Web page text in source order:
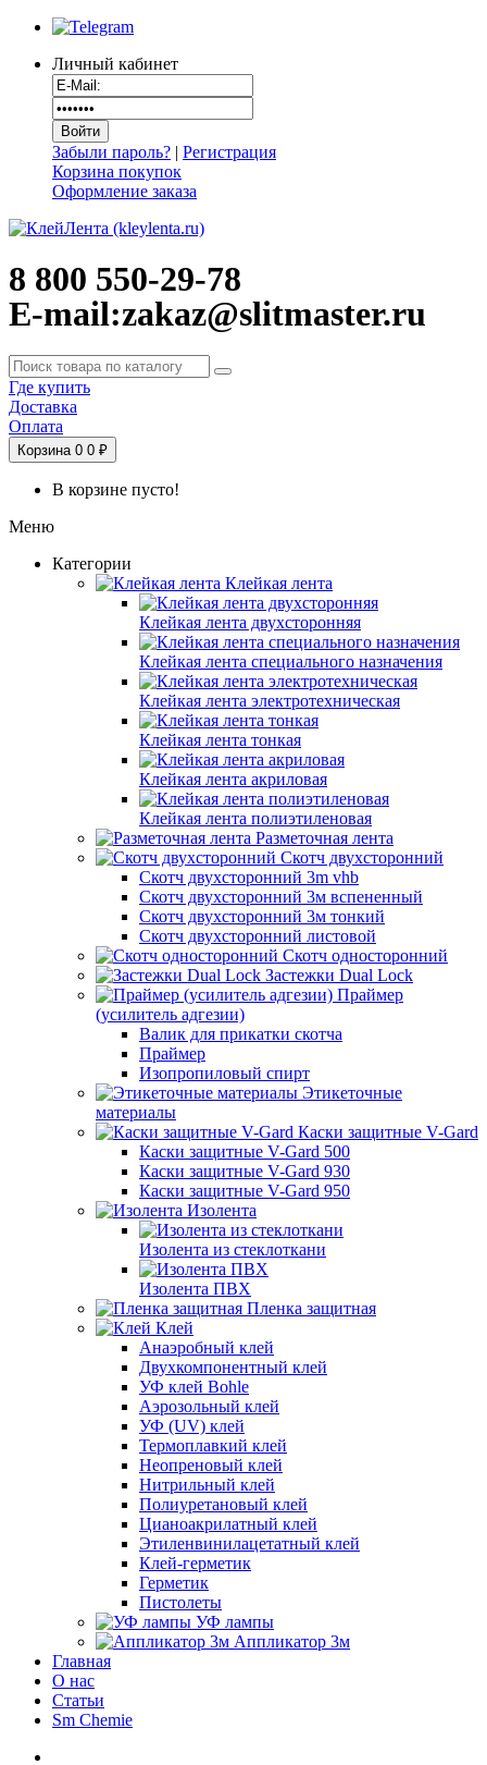
Личный кабинет
Забыли пароль? | Регистрация
Корзина покупок
Оформление заказа
8 800 550-29-78
E-mail:zakaz@slitmaster.ru
Где купить
Доставка
Оплата
Корзина 0 0 ₽
В корзине пусто!
Меню
Категории
Клейкая лента
Клейкая лента двухсторонняя
Клейкая лента специального назначения
Клейкая лента электротехническая
Клейкая лента тонкая
Клейкая лента акриловая
Клейкая лента полиэтиленовая
Разметочная лента
Скотч двухсторонний
Скотч двухсторонний 3m vhb
Скотч двухсторонний 3м вспененный
Скотч двухсторонний 3м тонкий
Скотч двухсторонний листовой
Скотч односторонний
Застежки Dual Lock
Праймер
(усилитель адгезии)
Валик для прикатки скотча
Праймер
Изопропиловый спирт
Этикеточные
материалы
Каски защитные V-Gard
Каски защитные V-Gard 500
Каски защитные V-Gard 930
Каски защитные V-Gard 950
Изолента
Изолента из стеклоткани
Изолента ПВХ
Пленка защитная
Клей
Анаэробный клей
Двухкомпонентный клей
УФ клей Bohle
Аэрозольный клей
УФ (UV) клей
Термоплавкий клей
Неопреновый клей
Нитрильный клей
Полиуретановый клей
Цианоакрилатный клей
Этиленвинилацетатный клей
Клей-герметик
Герметик
Пистолеты
УФ лампы
Аппликатор 3м
Главная
О нас
Статьи
Sm Chemie